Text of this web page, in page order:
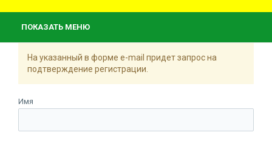
ПОКАЗАТЬ МЕНЮ
На указанный в форме e-mail придет запрос на
подтверждение регистрации.
Имя